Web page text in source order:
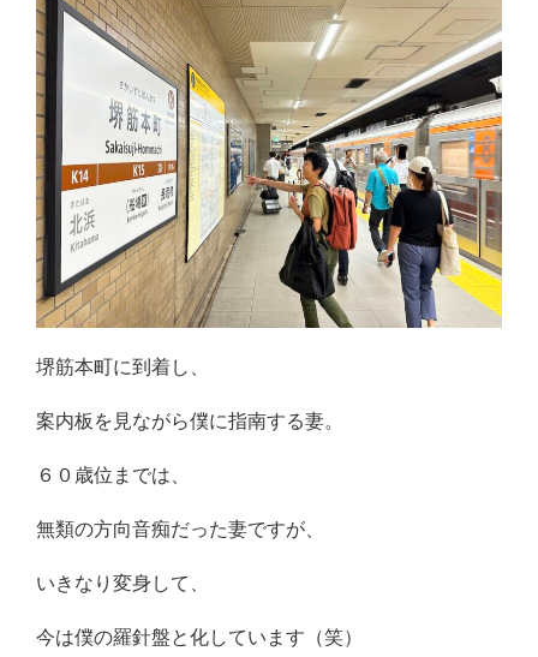
堺筋本町に到着し、
案内板を見ながら僕に指南する妻。
６０歳位までは、
無類の方向音痴だった妻ですが、
いきなり変身して、
今は僕の羅針盤と化しています（笑）